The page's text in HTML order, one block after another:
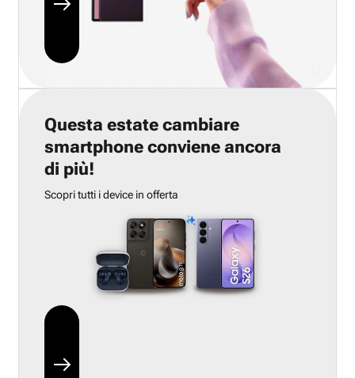
Questa estate cambiare
smartphone conviene ancora
di più!
Scopri tutti i device in offerta